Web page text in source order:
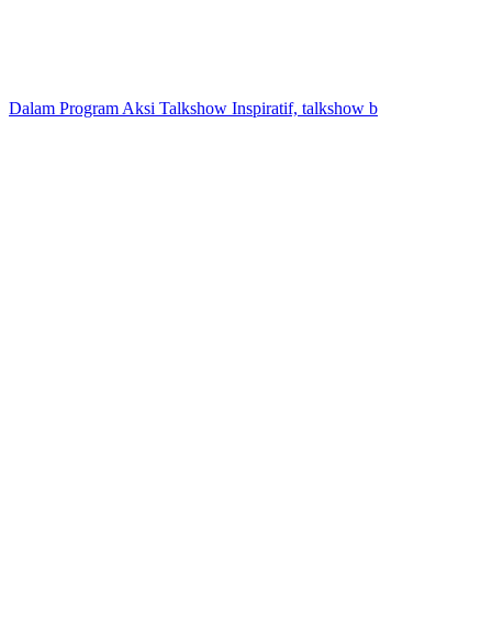
Dalam Program Aksi Talkshow Inspiratif, talkshow b